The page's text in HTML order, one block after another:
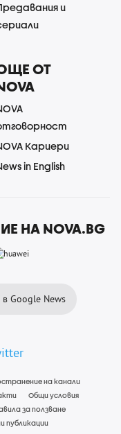
и
ОТ
Кариери
in English
НА NOVA.BG
в Google News
на канали
Общи условия
за ползване
публикации